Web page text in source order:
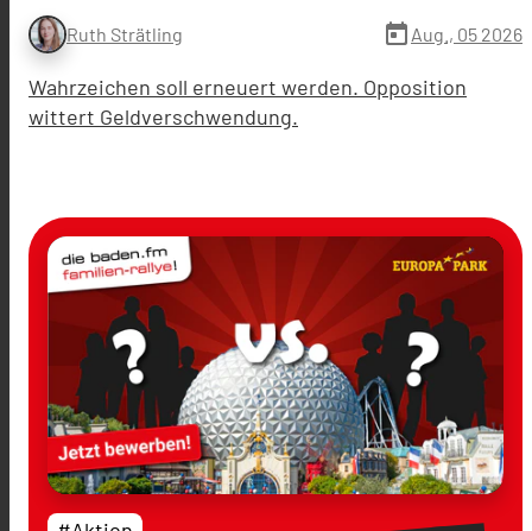
Ruth Strätling today Aug., 05 2026
Wahrzeichen soll erneuert werden. Opposition
wittert Geldverschwendung.